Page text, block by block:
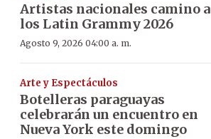
Artistas nacionales camino a
los Latin Grammy 2026
Agosto 9, 2026 04:00 a. m.
Arte y Espectáculos
Botelleras paraguayas
celebrarán un encuentro en
Nueva York este domingo